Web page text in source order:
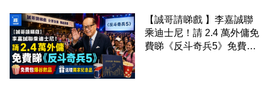
【誠哥請睇戲 】李嘉誠聯
乘迪士尼！請 2.4 萬外傭免
費睇《反斗奇兵5》免費包